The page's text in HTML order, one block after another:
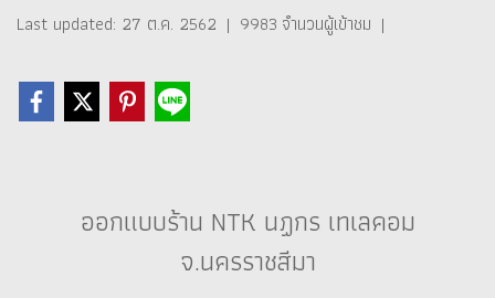
Last updated: 27 ต.ค. 2562 | 9983 จำนวนผู้เข้าชม |
ออกแบบร้าน NTK นฏกร เทเลคอม
จ.นครราชสีมา